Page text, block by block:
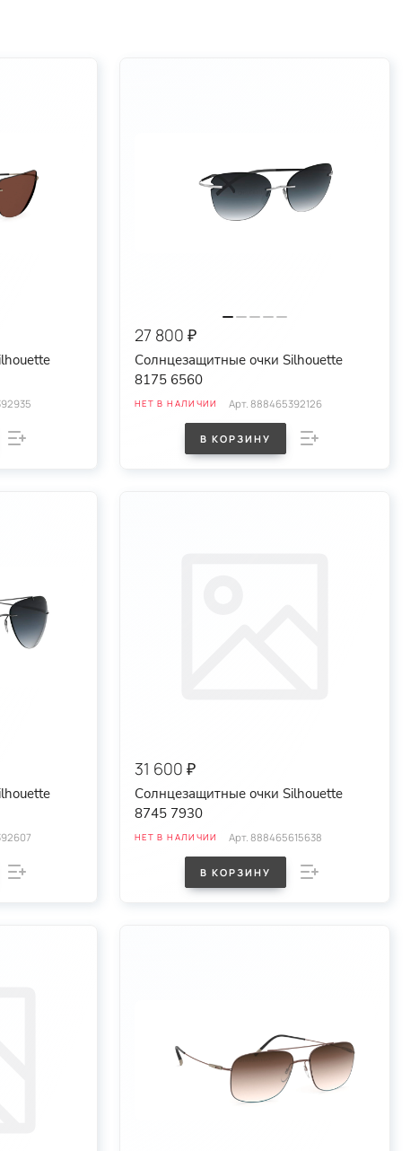
27 800 ₽
Солнцезащитные очки Silhouette
8175 6560
НЕТ В НАЛИЧИИ Арт. 888465392126
В КОРЗИНУ
31 600 ₽
Солнцезащитные очки Silhouette
8745 7930
НЕТ В НАЛИЧИИ Арт. 888465615638
В КОРЗИНУ